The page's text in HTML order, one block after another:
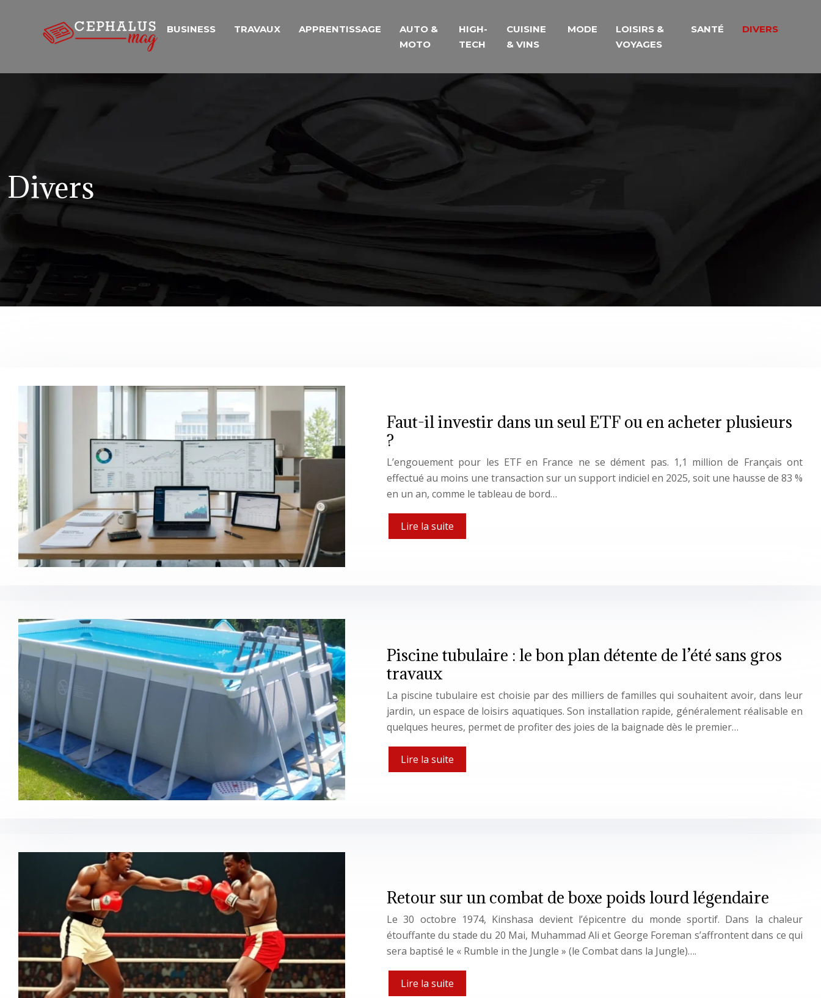
BUSINESS TRAVAUX APPRENTISSAGE
AUTO &
MOTO
HIGH-
TECH
CUISINE
& VINS
MODE
LOISIRS &
VOYAGES
SANTÉ DIVERS
Divers
Faut-il investir dans un seul ETF ou en acheter plusieurs
?
L’engouement pour les ETF en France ne se dément pas. 1,1 million de Français ont
effectué au moins une transaction sur un support indiciel en 2025, soit une hausse de 83 %
en un an, comme le tableau de bord…
Lire la suite
Piscine tubulaire : le bon plan détente de l’été sans gros
travaux
La piscine tubulaire est choisie par des milliers de familles qui souhaitent avoir, dans leur
jardin, un espace de loisirs aquatiques. Son installation rapide, généralement réalisable en
quelques heures, permet de profiter des joies de la baignade dès le premier…
Lire la suite
Retour sur un combat de boxe poids lourd légendaire
Le 30 octobre 1974, Kinshasa devient l’épicentre du monde sportif. Dans la chaleur
étouffante du stade du 20 Mai, Muhammad Ali et George Foreman s’affrontent dans ce qui
sera baptisé le « Rumble in the Jungle » (le Combat dans la Jungle)….
Lire la suite